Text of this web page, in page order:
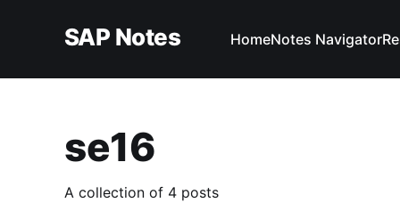
SAP Notes HomeNotes Navigator
se16
A collection of 4 posts